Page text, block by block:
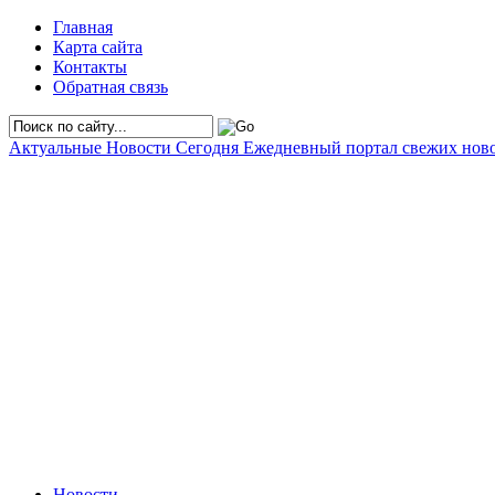
Главная
Карта сайта
Контакты
Обратная связь
Актуальные Новости Сегодня Ежедневный портал свежих